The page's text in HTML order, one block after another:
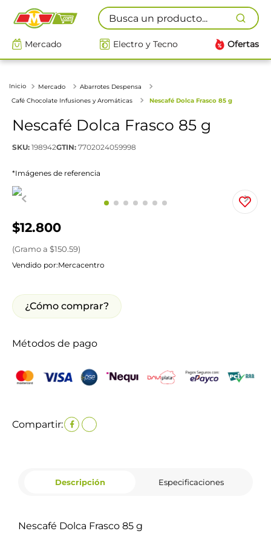
Busca un producto...
Mercado Electro y Tecno Ofertas
Mercado
Abarrotes Despensa
Café Chocolate Infusiones y Aromáticas
Nescafé Dolca Frasco 85 g
Nescafé Dolca Frasco 85 g
SKU: 198942GTIN: 7702024059998
*Imágenes de referencia
$12.800
(Gramoa $150.59)
Vendido por:Mercacentro
¿Cómo comprar?
Métodos de pago
Compartir:
Descripción Especificaciones
Nescafé Dolca Frasco 85 g